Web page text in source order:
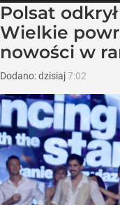
Polsat
Wielkie
nowości w
Dodano:dzisiaj7:02